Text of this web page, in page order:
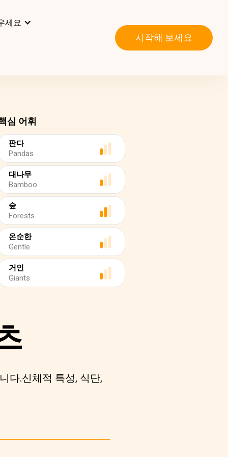
세요
시작해 보세요
심 어휘
판다
Pandas
대나무
Bamboo
숲
Forests
온순한
Gentle
거인
Giants
다.신체적 특성, 식단,